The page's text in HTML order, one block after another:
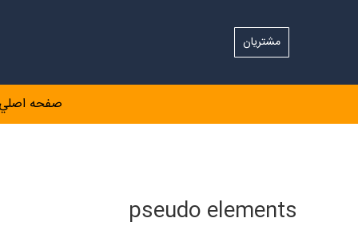
مشتریان
صفحه
pseudo elements